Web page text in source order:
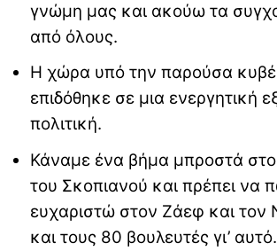
γνώμη μας και ακούω τα
από όλους.
Η χώρα υπό την παρούσα
επιδόθηκε σε μια ενεργητική
πολιτική.
Κάναμε ένα βήμα μπροστά
του Σκοπιανού και πρέπει να
ευχαριστώ στον Ζάεφ και τον
και τους 80 βουλευτές γι’